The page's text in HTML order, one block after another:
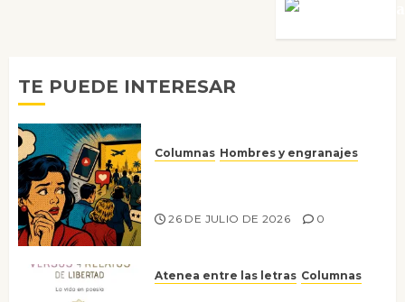
TE PUEDE INTERESAR
Columnas Hombres y engranajes
26 DE JULIO DE 2026 0
Atenea entre las letras Columnas